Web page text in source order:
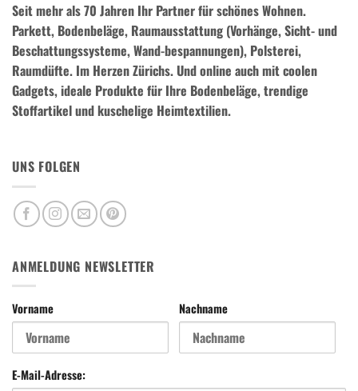
Seit mehr als 70 Jahren Ihr Partner für schönes Wohnen.
Parkett, Bodenbeläge, Raumausstattung (Vorhänge, Sicht- und
Beschattungssysteme, Wand-bespannungen), Polsterei,
Raumdüfte. Im Herzen Zürichs. Und online auch mit coolen
Gadgets, ideale Produkte für Ihre Bodenbeläge, trendige
Stoffartikel und kuschelige Heimtextilien.
UNS FOLGEN
ANMELDUNG NEWSLETTER
Vorname Nachname
E-Mail-Adresse: